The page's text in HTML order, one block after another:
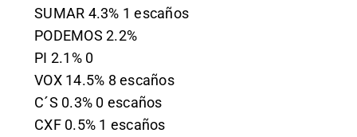
SUMAR 4.3% 1 escaños
PODEMOS 2.2%
PI 2.1% 0
VOX 14.5% 8 escaños
C´S 0.3% 0 escaños
CXF 0.5% 1 escaños